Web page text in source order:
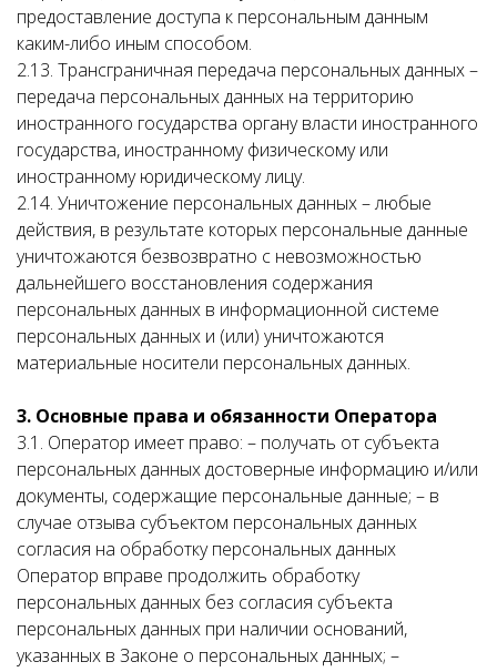
предоставление доступа к персональным данным
каким-либо иным способом.
2.13. Трансграничная передача персональных данных –
передача персональных данных на территорию
иностранного государства органу власти иностранного
государства, иностранному физическому или
иностранному юридическому лицу.
2.14. Уничтожение персональных данных – любые
действия, в результате которых персональные данные
уничтожаются безвозвратно с невозможностью
дальнейшего восстановления содержания
персональных данных в информационной системе
персональных данных и (или) уничтожаются
материальные носители персональных данных.
3. Основные права и обязанности Оператора
3.1. Оператор имеет право: – получать от субъекта
персональных данных достоверные информацию и/или
документы, содержащие персональные данные; – в
случае отзыва субъектом персональных данных
согласия на обработку персональных данных
Оператор вправе продолжить обработку
персональных данных без согласия субъекта
персональных данных при наличии оснований,
указанных в Законе о персональных данных; –